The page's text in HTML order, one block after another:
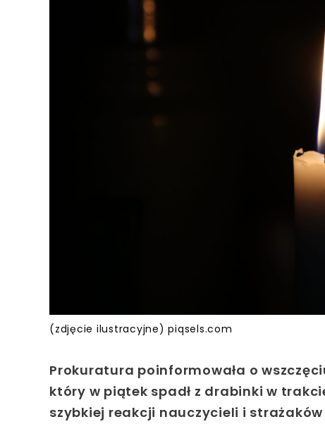
(zdjęcie ilustracyjne) piqsels.com
Prokuratura poinformowała o
który w piątek spadł z drabinki w
szybkiej reakcji nauczycieli i